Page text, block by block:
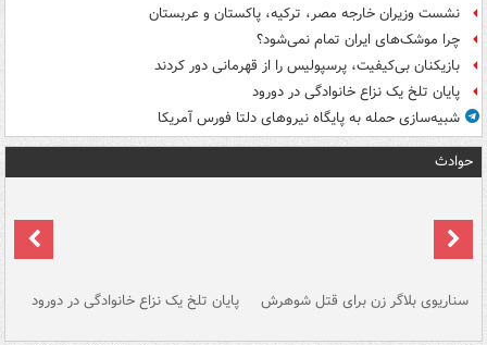
نشست وزیران خارجه مصر، ترکیه، پاکستان و عربستان
چرا موشک‌های ایران تمام نمی‌شود؟
بازیکنان بی‌کیفیت، پرسپولیس را از قهرمانی دور کردند
پایان تلخ یک نزاع خانوادگی در دورود
شبیه‌سازی حمله به پایگاه نیروهای دلتا فورس آمریکا
حوادث
سناریوی بلاگر زن برای قتل شوهرش پایان تلخ یک نزاع خانوادگی در دورود